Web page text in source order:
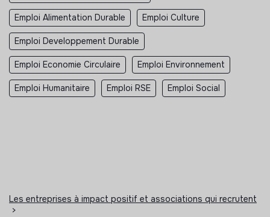
Emploi Alimentation Durable Emploi Culture
Emploi Developpement Durable
Emploi Economie Circulaire Emploi Environnement
Emploi Humanitaire Emploi RSE Emploi Social
Les entreprises à impact positif et associations qui recrutent
>